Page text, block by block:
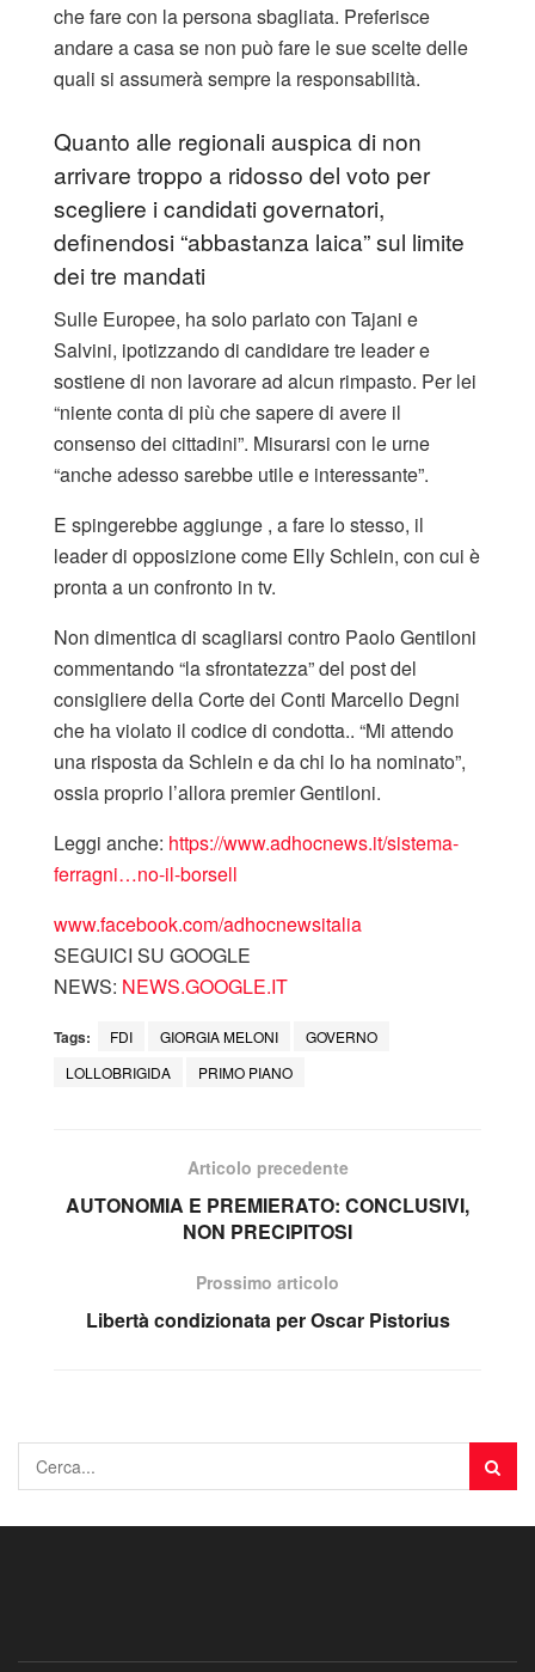
che fare con la persona sbagliata. Preferisce
andare a casa se non può fare le sue scelte delle
quali si assumerà sempre la responsabilità.
Quanto alle regionali auspica di non
arrivare troppo a ridosso del voto per
scegliere i candidati governatori,
definendosi “abbastanza laica” sul limite
dei tre mandati
Sulle Europee, ha solo parlato con Tajani e
Salvini, ipotizzando di candidare tre leader e
sostiene di non lavorare ad alcun rimpasto. Per lei
“niente conta di più che sapere di avere il
consenso dei cittadini”. Misurarsi con le urne
“anche adesso sarebbe utile e interessante”.
E spingerebbe aggiunge , a fare lo stesso, il
leader di opposizione come Elly Schlein, con cui è
pronta a un confronto in tv.
Non dimentica di scagliarsi contro Paolo Gentiloni
commentando “la sfrontatezza” del post del
consigliere della Corte dei Conti Marcello Degni
che ha violato il codice di condotta.. “Mi attendo
una risposta da Schlein e da chi lo ha nominato”,
ossia proprio l’allora premier Gentiloni.
Leggi anche: https://www.adhocnews.it/sistema-
ferragni…no-il-borsell
www.facebook.com/adhocnewsitalia
SEGUICI SU GOOGLE
NEWS: NEWS.GOOGLE.IT
Tags: FDI GIORGIA MELONI
GOVERNO
LOLLOBRIGIDA
PRIMO PIANO
Articolo precedente
AUTONOMIA E PREMIERATO: CONCLUSIVI,
NON PRECIPITOSI
Prossimo articolo
Libertà condizionata per Oscar Pistorius